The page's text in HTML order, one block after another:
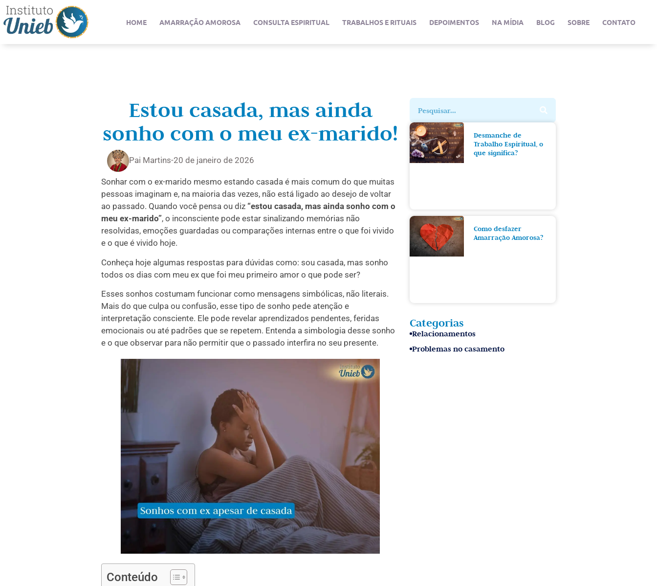
HOME AMARRAÇÃO AMOROSA CONSULTA ESPIRITUAL TRABALHOS E RITUAIS DEPOIMENTOS NA MÍDIA BLOG SOBRE CONTATO
Estou casada, mas ainda
sonho com o meu ex-marido!
Pai Martins-20 de janeiro de 2026
Sonhar com o ex-marido mesmo estando casada é mais comum do que muitas
pessoas imaginam e, na maioria das vezes, não está ligado ao desejo de voltar
ao passado. Quando você pensa ou diz “estou casada, mas ainda sonho com o
meu ex-marido”, o inconsciente pode estar sinalizando memórias não
resolvidas, emoções guardadas ou comparações internas entre o que foi vivido
e o que é vivido hoje.
Conheça hoje algumas respostas para dúvidas como: sou casada, mas sonho
todos os dias com meu ex que foi meu primeiro amor o que pode ser?
Esses sonhos costumam funcionar como mensagens simbólicas, não literais.
Mais do que culpa ou confusão, esse tipo de sonho pede atenção e
interpretação consciente. Ele pode revelar aprendizados pendentes, feridas
emocionais ou até padrões que se repetem. Entenda a simbologia desse sonho
e o que observar para não permitir que o passado interfira no seu presente.
Conteúdo
Desmanche de
Trabalho Espiritual, o
que significa?
Como desfazer
Amarração Amorosa?
Categorias
Relacionamentos
Problemas no casamento